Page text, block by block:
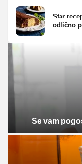
Star
odlično
Se vam